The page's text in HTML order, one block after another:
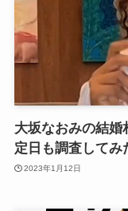
大坂なおみの結婚
定日も調査してみ
2023年1月12日